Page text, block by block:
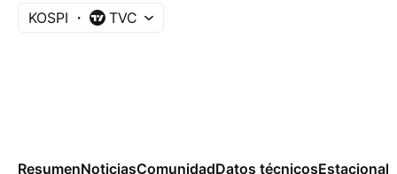
KOSPI TVC
ResumenNoticiasComunidadDatos técnicos